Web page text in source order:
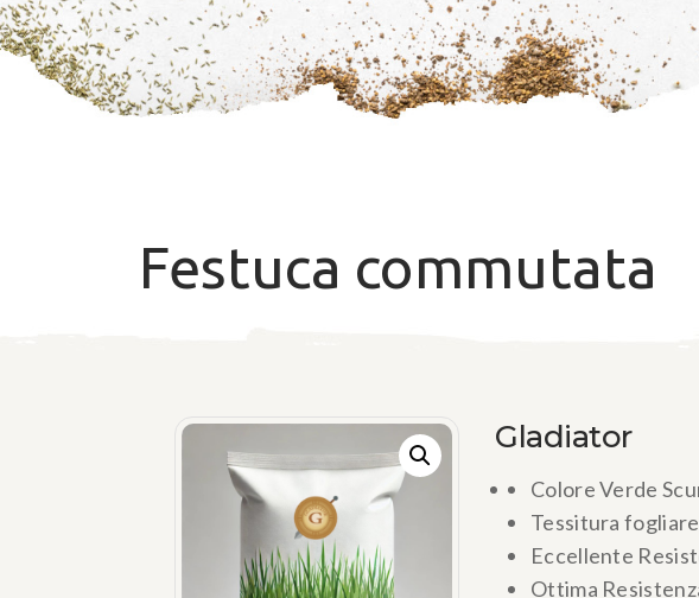
Festuca commutata
Gladiator
Colore Verde
Tessitura
Eccellente
Ottima